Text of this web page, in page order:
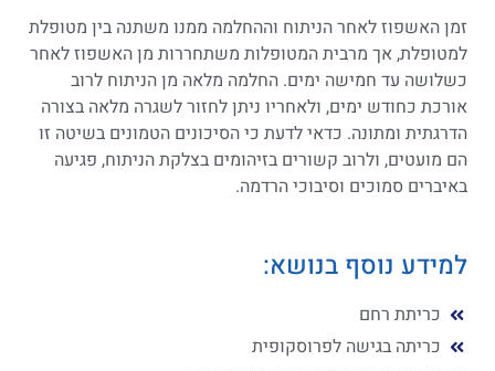
זמן האשפוז לאחר הניתוח וההחלמה ממנו משתנה בין מטופלת
למטופלת, אך מרבית המטופלות משתחררות מן האשפוז לאחר
כשלושה עד חמישה ימים. החלמה מלאה מן הניתוח לרוב
אורכת כחודש ימים, ולאחריו ניתן לחזור לשגרה מלאה בצורה
הדרגתית ומתונה. כדאי לדעת כי הסיכונים הטמונים בשיטה זו
הם מועטים, ולרוב קשורים בזיהומים בצלקת הניתוח, פגיעה
באיברים סמוכים וסיבוכי הרדמה.
למידע נוסף בנושא:
כריתת רחם
כריתה בגישה לפרוסקופית